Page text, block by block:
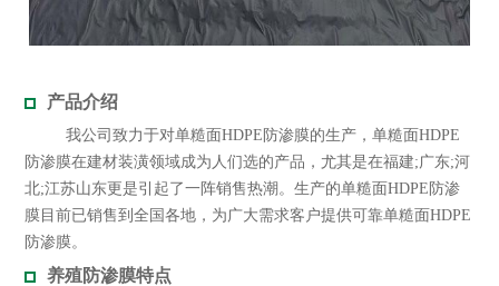
产品介绍
我公司致力于对单糙面HDPE防渗膜的生产，单糙面HDPE
防渗膜在建材装潢领域成为人们选的产品，尤其是在福建;广东;河
北;江苏山东更是引起了一阵销售热潮。生产的单糙面HDPE防渗
膜目前已销售到全国各地，为广大需求客户提供可靠单糙面HDPE
防渗膜。
养殖防渗膜特点